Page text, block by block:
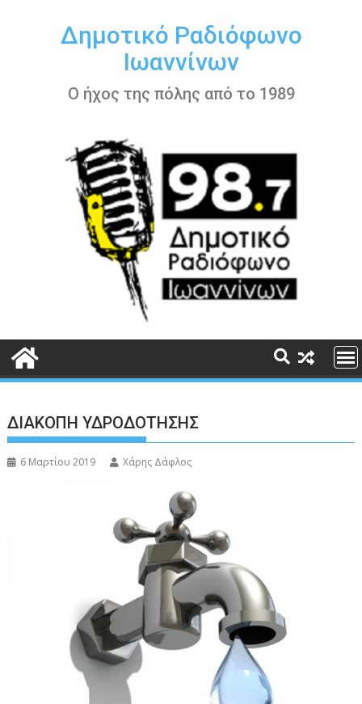
περιεχόμενοΔημοτικό Ραδιόφωνο
Ιωαννίνων
Ο ήχος της πόλης από το 1989
ΔΙΑΚΟΠΗ ΥΔΡΟΔΟΤΗΣΗΣ
6 Μαρτίου 2019 Χάρης Δάφλος